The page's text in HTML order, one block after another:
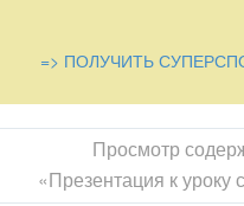
=> ПОЛУЧИТЬ
Просмотр
«Презентация к уроку